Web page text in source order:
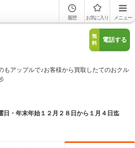
履歴 お気に入り メニュー
無
料
電話する
もアップルで♪お客様から買取したてのおクル
日・年末年始１２月２８日から１月４日迄